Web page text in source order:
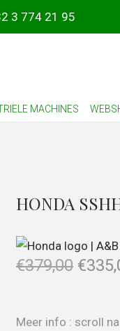
3 774 21 95
MACHINES
HONDA
€379,00 €
Meer info : scroll